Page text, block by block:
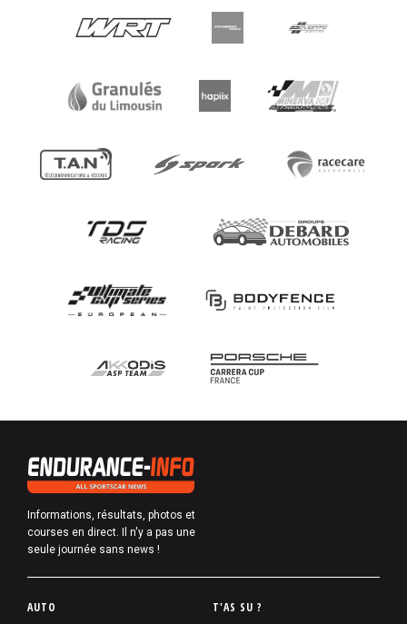
Informations, résultats, photos et
courses en direct. Il n'y a pas une
seule journée sans news !
P
AUTO T'AS SU ?